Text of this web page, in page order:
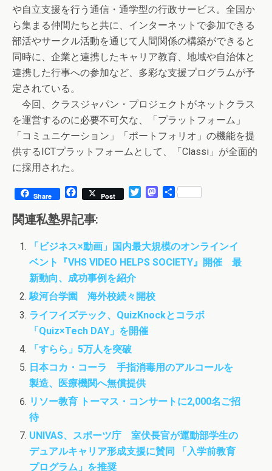
や自立支援を行う通信・通学型の行政サービス。全国か
ら集まる仲間たちと共に、インターネットで参加できる
部活やサークル活動を通じて人間関係の構築ができると
同時に、企業と連携したキャリア教育、地域や自治体と
連携した行事への参加など、多彩な支援プログラムが予
定されている。
今回、クラスジャパン・プロジェクトがネットクラス
を運営するのに必要不可欠な、「プラットフォーム」
「コミュニケーション」「ポートフォリオ」の機能を提
供するICTプラットフォームとして、「Classi」が全面的
に採用された。
Share
F
c
e
o
o
k
Post
e
r
M
o
d
o
共
関連私塾界記事:
「ビジネス×動画」国内最大規模のオンラインイ
ベント『VHS VIDEO HELPS SOCIETY』開催 最
新動向、成功事例を紹介
駿河台学園 海外校続々開校
ライフイズテック、QuizKnockとコラボ
「Quiz×Tech DAY」を開催
「すらら」5万人を突破
日本コカ・コーラ 手指消毒用のアルコールを
製造、医療機関へ無償提供
リソー教育 トーマス・コンサートに2,000名ご招
待
UNIVAS、スポーツ庁 室伏長官が運動部学生の
デュアルキャリア形成支援に賛同 「入学前教育
プログラム」を推奨